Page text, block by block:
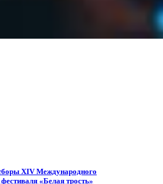
XIV Международного
«Белая трость»